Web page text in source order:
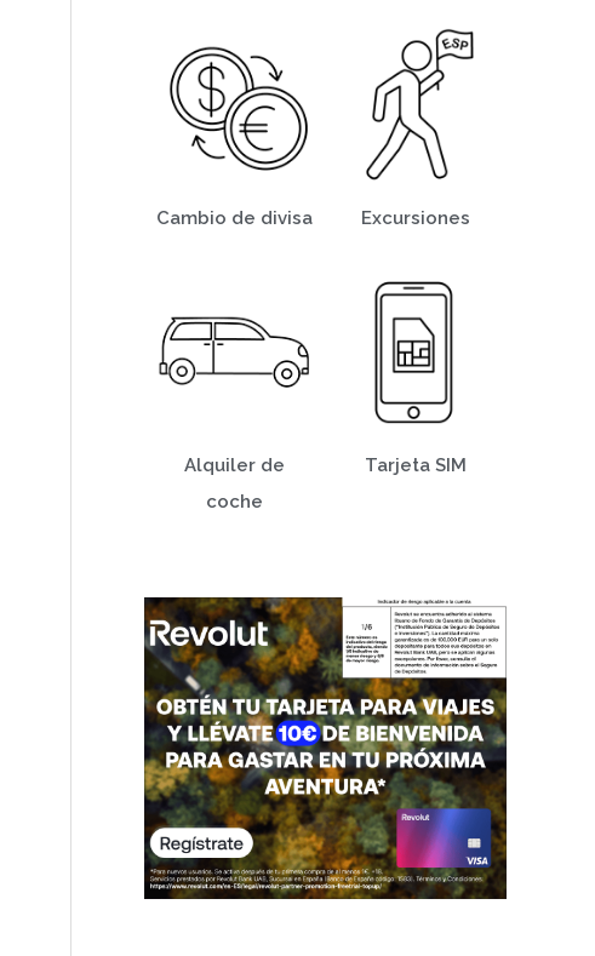
Cambio de divisa
Alquiler de
coche
Excursiones
Tarjeta SIM